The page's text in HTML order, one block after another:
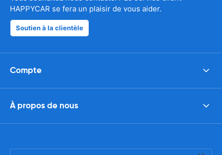
HAPPYCAR se fera un plaisir de vous aider.
Soutien à la clientèle
Compte
À propos de nous